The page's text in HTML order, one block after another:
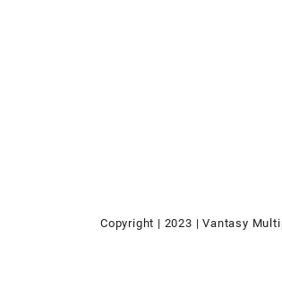
Copyright | 2023 | Vantasy